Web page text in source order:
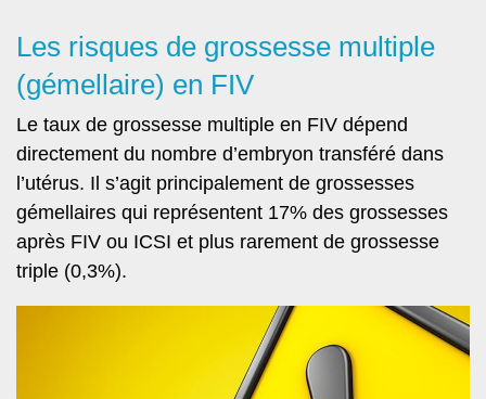
Les risques de grossesse multiple
(gémellaire) en FIV
Le taux de grossesse multiple en FIV dépend
directement du nombre d’embryon transféré dans
l’utérus. Il s’agit principalement de grossesses
gémellaires qui représentent 17% des grossesses
après FIV ou ICSI et plus rarement de grossesse
triple (0,3%).